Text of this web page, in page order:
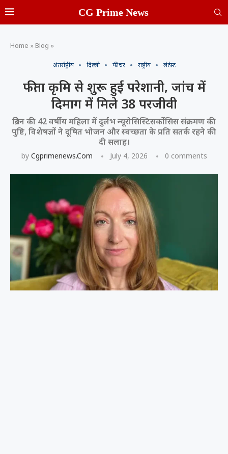
CG Prime News
Home » Blog »
अंतर्राष्ट्रीय दिल्ली फीचर राष्ट्रीय लेटेस्ट
फीता कृमि से शुरू हुई परेशानी, जांच में
दिमाग में मिले 38 परजीवी
ब्रिटेन की 42 वर्षीय महिला में दुर्लभ न्यूरोसिस्टिसर्कोसिस संक्रमण की
पुष्टि, विशेषज्ञों ने दूषित भोजन और स्वच्छता के प्रति सतर्क रहने की
दी सलाह।
by Cgprimenews.com July 4, 2026 0 comments